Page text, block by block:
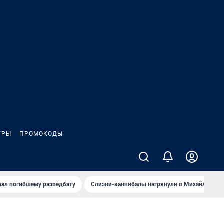
ПРОМОКОДЫ
погибшему разведбату Слизни-каннибалы нагрянули в Михайлов